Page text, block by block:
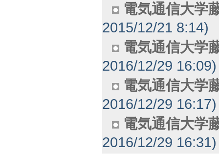
電気通信大学
2015/12/21 8:14)
電気通信大学
2016/12/29 16:09)
電気通信大学
2016/12/29 16:17)
電気通信大学
2016/12/29 16:31)